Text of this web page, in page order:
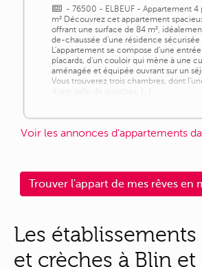
- 76500 - ELBEUF - Appartement 4
m² Découvrez cet appartement
offrant une surface de 84 m²,
de-chaussée d'une résidence sécurisée
L'appartement se compose d'une
placards, d'un couloir qui mène à une
aménagée et équipée ouvrant sur un
Vous trouverez trois chambres, dont
d'une salle de douches, [...]
Voir les annonces d'appartements
Trouver l'appart de mes rêves en
Les
et crèches à Blin